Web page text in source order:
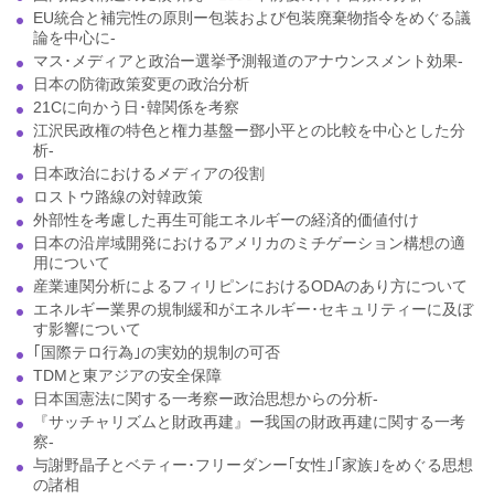
EU統合と補完性の原則ー包装および包装廃棄物指令をめぐる議
論を中心に-
マス･メディアと政治ー選挙予測報道のアナウンスメント効果-
日本の防衛政策変更の政治分析
21Cに向かう日･韓関係を考察
江沢民政権の特色と権力基盤ー鄧小平との比較を中心とした分
析-
日本政治におけるメディアの役割
ロストウ路線の対韓政策
外部性を考慮した再生可能エネルギーの経済的価値付け
日本の沿岸域開発におけるアメリカのミチゲーション構想の適
用について
産業連関分析によるフィリピンにおけるODAのあり方について
エネルギー業界の規制緩和がエネルギー･セキュリティーに及ぼ
す影響について
｢国際テロ行為｣の実効的規制の可否
TDMと東アジアの安全保障
日本国憲法に関する一考察ー政治思想からの分析-
『サッチャリズムと財政再建』ー我国の財政再建に関する一考
察-
与謝野晶子とベティー･フリーダンー｢女性｣｢家族｣をめぐる思想
の諸相